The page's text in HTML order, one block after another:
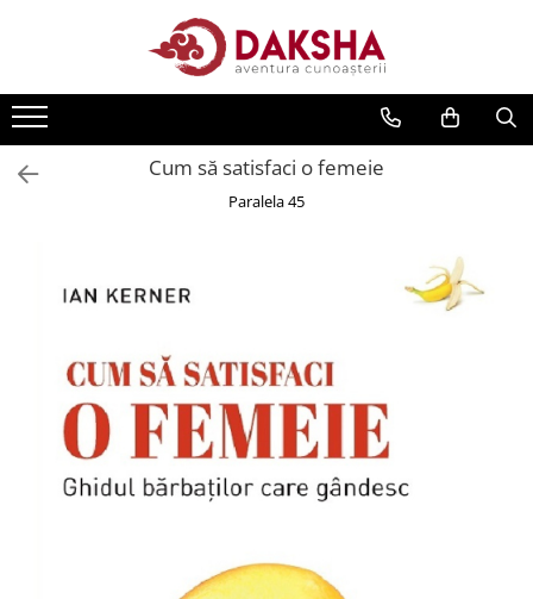
Editura Daksha
Seria Radu Cinamar
Extratereștrii
Transformare spirituală
Psihologie
Cum să satisfaci o femeie
Paralela 45